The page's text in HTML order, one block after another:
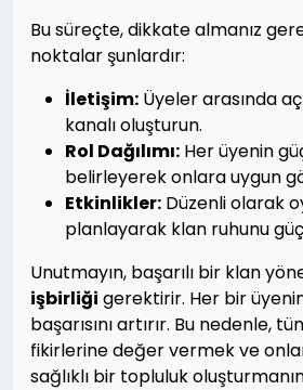
Bu süreçte, dikkate almanız
noktalar şunlardır:
İletişim: Üyeler arasında
kanalı oluşturun.
Rol Dağılımı: Her üyenin
belirleyerek onlara uygun
Etkinlikler: Düzenli olarak
planlayarak klan ruhunu
Unutmayın, başarılı bir klan
işbirliği gerektirir. Her bir üyenin
başarısını artırır. Bu nedenle,
fikirlerine değer vermek ve
sağlıklı bir topluluk